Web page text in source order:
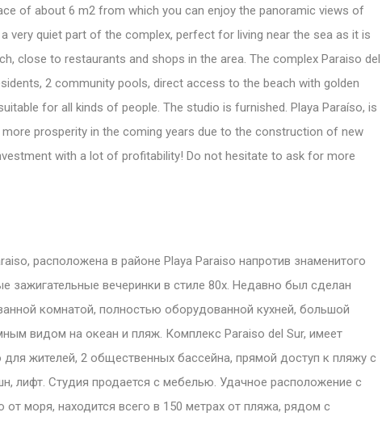
of about 6 m2 from which you can enjoy the panoramic views of
very quiet part of the complex, perfect for living near the sea as it is
close to restaurants and shops in the area. The complex Paraiso del
2 community pools, direct access to the beach with golden
for all kinds of people. The studio is furnished. Playa Paraíso, is
prosperity in the coming years due to the construction of new
with a lot of profitability! Do not hesitate to ask for more
расположена в районе Playa Paraiso напротив знаменитого
зажигательные вечеринки в стиле 80х. Недавно был сделан
комнатой, полностью оборудованной кухней, большой
видом на океан и пляж. Комплекс Paraiso del Sur, имеет
жителей, 2 общественных бассейна, прямой доступ к пляжу с
лифт. Студия продается c мебелью. Удачное расположение с
моря, находится всего в 150 метрах от пляжа, рядом с